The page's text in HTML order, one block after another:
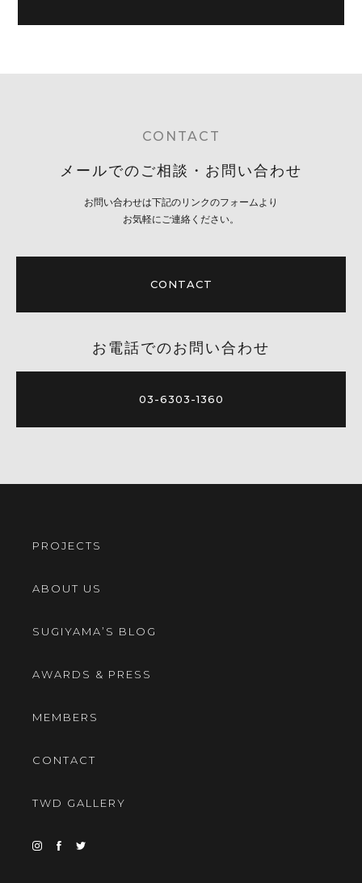
CONTACT
メールでのご相談・お問い合わせ
お問い合わせは下記のリンクのフォームより
お気軽にご連絡ください。
CONTACT
お電話でのお問い合わせ
03-6303-1360
PROJECTS
ABOUT US
SUGIYAMA’S BLOG
AWARDS & PRESS
MEMBERS
CONTACT
TWD GALLERY